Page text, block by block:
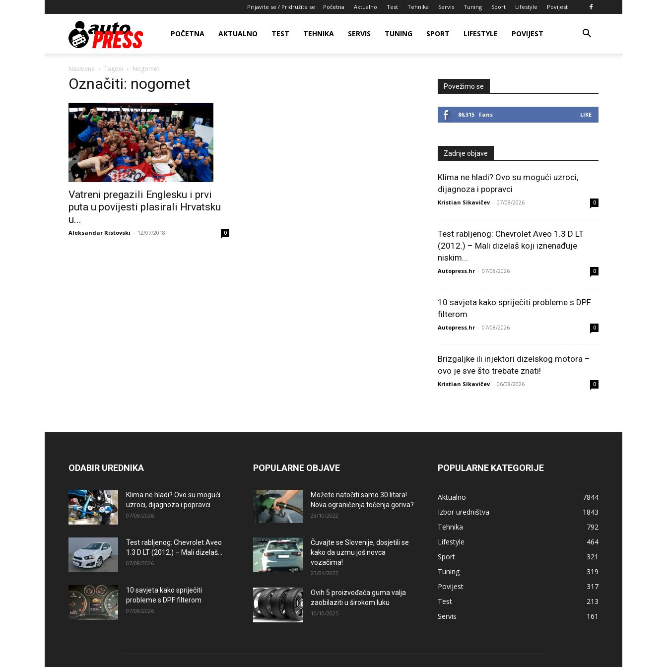
Prijavite se / Pridružite se Početna Aktualno Test Tehnika Servis Tuning Sport Lifestyle Povijest
AutopressHRPOČETNA AKTUALNO TEST TEHNIKA SERVIS TUNING SPORT LIFESTYLE POVIJEST
Naslovna Tagovi Nogomet
Označiti: nogomet
Vatreni pregazili Englesku i prvi
puta u povijesti plasirali Hrvatsku
u...
Aleksandar Ristovski - 12/07/2018 0
Povežimo se
86,315 Fans LIKE
Zadnje objave
Klima ne hladi? Ovo su mogući uzroci,
dijagnoza i popravci
Kristian Sikavičev - 07/08/2026 0
Test rabljenog: Chevrolet Aveo 1.3 D LT
(2012.) – Mali dizelaš koji iznenađuje
niskim...
Autopress.hr - 07/08/2026 0
10 savjeta kako spriječiti probleme s DPF
filterom
Autopress.hr - 07/08/2026 0
Brizgaljke ili injektori dizelskog motora –
ovo je sve što trebate znati!
Kristian Sikavičev - 06/08/2026 0
ODABIR UREDNIKA
Klima ne hladi? Ovo su mogući
uzroci, dijagnoza i popravci
07/08/2026
Test rabljenog: Chevrolet Aveo
1.3 D LT (2012.) – Mali dizelaš...
07/08/2026
10 savjeta kako spriječiti
probleme s DPF filterom
07/08/2026
POPULARNE OBJAVE
Možete natočiti samo 30 litara!
Nova ograničenja točenja goriva?
23/10/2022
Čuvajte se Slovenije, dosjetili se
kako da uzmu još novca
vozačima!
23/04/2022
Ovih 5 proizvođača guma valja
zaobilaziti u širokom luku
10/10/2025
POPULARNE KATEGORIJE
Aktualno
7844
Izbor uredništva
1843
Tehnika
792
Lifestyle
464
Sport
321
Tuning
319
Povijest
317
Test
213
Servis
161